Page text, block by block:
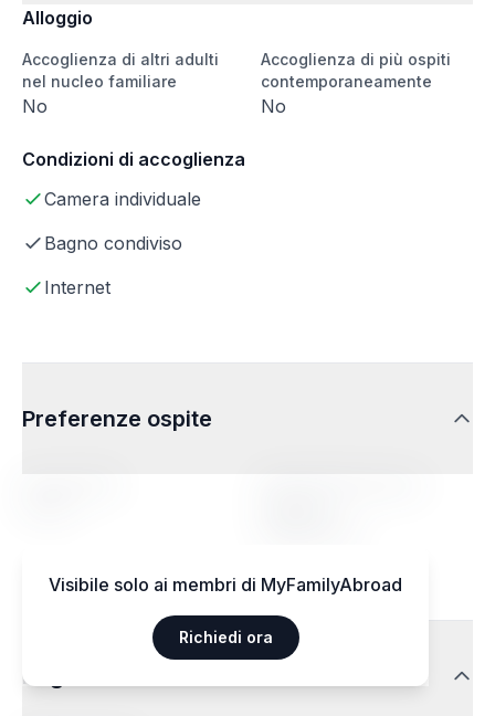
Alloggio
Accoglienza di altri adulti
nel nucleo familiare
No
Accoglienza di più ospiti
contemporaneamente
No
Condizioni di accoglienza
Camera individuale
Bagno condiviso
Internet
Preferenze ospite
Visibile solo ai membri di MyFamilyAbroad
Richiedi ora
Regimi alimentari